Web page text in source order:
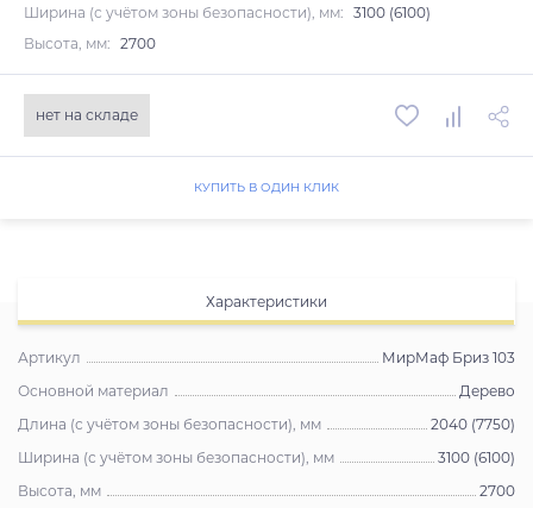
Характеристики
Артикул
МирМаф Бриз 103
Основной материал
Дерево
Длина (с учётом зоны безопасности), мм
2040 (7750)
Ширина (с учётом зоны безопасности), мм
3100 (6100)
Высота, мм
2700
Ширина (с учётом зоны безопасности), мм: 3100 (6100)
Высота, мм: 2700
нет на складе
КУПИТЬ В ОДИН КЛИК